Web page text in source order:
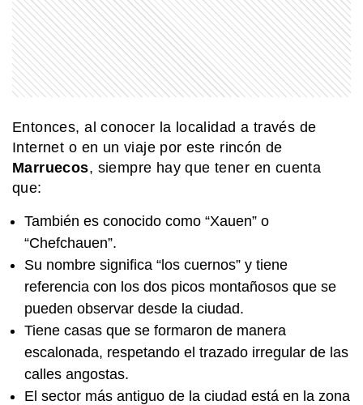
Entonces, al conocer la localidad a través de
Internet o en un viaje por este rincón de
Marruecos, siempre hay que tener en cuenta
que:
También es conocido como “Xauen” o
“Chefchauen”.
Su nombre significa “los cuernos” y tiene
referencia con los dos picos montañosos que se
pueden observar desde la ciudad.
Tiene casas que se formaron de manera
escalonada, respetando el trazado irregular de las
calles angostas.
El sector más antiguo de la ciudad está en la zona
eleva 2.241 metros sobre el nivel del
mar sobre el Pacífico
MI PAIS
Existe un pueblo argentino en Salta
que solo se puede visitar por vía
EL MUNDO
Petra: la ciudad de piedra de Jordania
Querido Mariano Moreno: estas son
las cartas de amor que Guadalupe
Cuenca, su esposa, le escribió luego
de su partida
EL MUNDO
Brochs: las antiguas torres circulares